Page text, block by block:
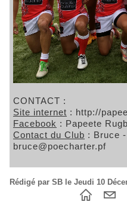
CONTACT :
Site internet : http://
Facebook : Papeete
Contact du Club : Bruce
bruce@poecharter.pf
Rédigé par SB le Jeudi 10